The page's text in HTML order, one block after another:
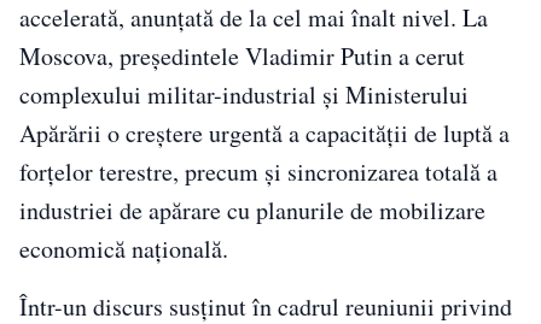
accelerată, anunțată de la cel mai înalt nivel. La
Moscova, președintele Vladimir Putin a cerut
complexului militar-industrial și Ministerului
Apărării o creștere urgentă a capacității de luptă a
forțelor terestre, precum și sincronizarea totală a
industriei de apărare cu planurile de mobilizare
economică națională.
Într-un discurs susținut în cadrul reuniunii privind